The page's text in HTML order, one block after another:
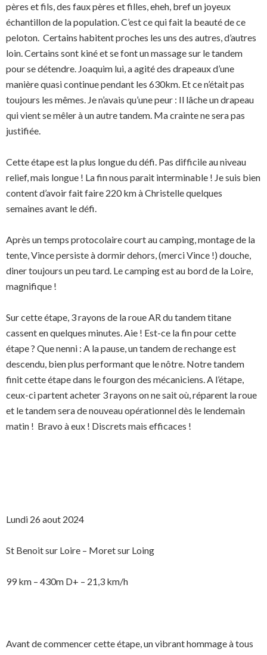
pères et fils, des faux pères et filles, eheh, bref un joyeux
échantillon de la population. C’est ce qui fait la beauté de ce
peloton. Certains habitent proches les uns des autres, d’autres
loin. Certains sont kiné et se font un massage sur le tandem
pour se détendre. Joaquim lui, a agité des drapeaux d’une
manière quasi continue pendant les 630km. Et ce n’était pas
toujours les mêmes. Je n’avais qu’une peur : Il lâche un drapeau
qui vient se mêler à un autre tandem. Ma crainte ne sera pas
justifiée.
Cette étape est la plus longue du défi. Pas difficile au niveau
relief, mais longue ! La fin nous parait interminable ! Je suis bien
content d’avoir fait faire 220 km à Christelle quelques
semaines avant le défi.
Après un temps protocolaire court au camping, montage de la
tente, Vince persiste à dormir dehors, (merci Vince !) douche,
diner toujours un peu tard. Le camping est au bord de la Loire,
magnifique !
Sur cette étape, 3 rayons de la roue AR du tandem titane
cassent en quelques minutes. Aie ! Est-ce la fin pour cette
étape ? Que nenni : A la pause, un tandem de rechange est
descendu, bien plus performant que le nôtre. Notre tandem
finit cette étape dans le fourgon des mécaniciens. A l’étape,
ceux-ci partent acheter 3 rayons on ne sait où, réparent la roue
et le tandem sera de nouveau opérationnel dès le lendemain
matin ! Bravo à eux ! Discrets mais efficaces !
Lundi 26 aout 2024
St Benoit sur Loire – Moret sur Loing
99 km – 430m D+ – 21,3 km/h
Avant de commencer cette étape, un vibrant hommage à tous